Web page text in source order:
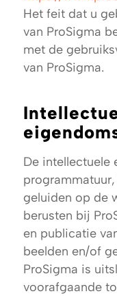
Het feit dat u
van ProSigma
met de
van ProSigma.
De intellectuele
geluiden op de
berusten bij
en publicatie
beelden en/of
ProSigma is
voorafgaande